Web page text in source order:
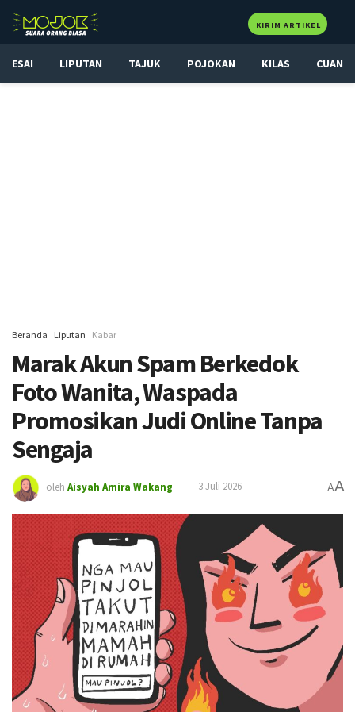
KIRIM ARTIKEL
ESAI LIPUTAN TAJUK POJOKAN KILAS CUAN
Beranda Liputan Kabar
Marak Akun Spam Berkedok
Foto Wanita, Waspada
Promosikan Judi Online Tanpa
Sengaja
oleh Aisyah Amira Wakang 3 Juli 2026 AA